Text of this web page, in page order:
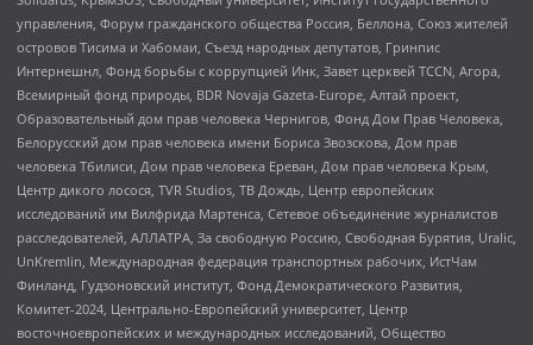
управления, Форум гражданского общества Россия, Беллона, Союз жителей
островов Тисима и Хабомаи, Съезд народных депутатов, Гринпис
Интернешнл, Фонд борьбы с коррупцией Инк, Завет церквей TCCN, Агора,
Всемирный фонд природы, BDR Novaja Gazeta-Europe, Алтай проект,
Образовательный дом прав человека Чернигов, Фонд Дом Прав Человека,
Белорусский дом прав человека имени Бориса Звозскова, Дом прав
человека Тбилиси, Дом прав человека Ереван, Дом прав человека Крым,
Центр дикого лосося, TVR Studios, ТВ Дождь, Центр европейских
исследований им Вилфрида Мартенса, Сетевое объединение журналистов
расследователей, АЛЛАТРА, За свободную Россию, Свободная Бурятия, Uralic,
UnKremlin, Международная федерация транспортных рабочих, ИстЧам
Финланд, Гудзоновский институт, Фонд Демократического Развития,
Комитет-2024, Центрально-Европейский университет, Центр
восточноевропейских и международных исследований, Общество